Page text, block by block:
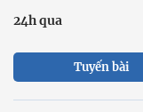
24h qua
Tuyến bài